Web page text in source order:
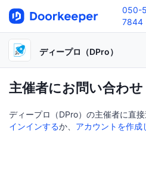
050-
7844
ディープロ（DPro）
主催者にお問い合わせ
ディープロ（DPro）の主催者に直
インインするか、 アカウントを作成